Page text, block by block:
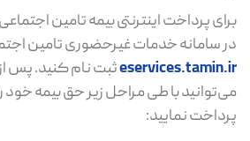
برای پرداخت اینترنتی بیمه تامین
در سامانه خدمات غیرحضوری تامین
eservices.tamin.irثبت ‌نام کنید. پس
می‌توانید با طی مراحل زیر حق بیمه خود
پرداخت نمایید: